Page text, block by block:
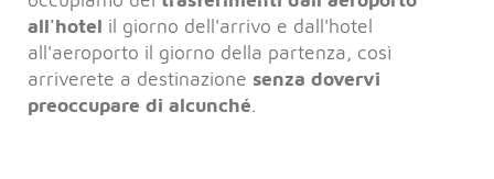
all'hotel il giorno dell'arrivo e dall'hotel
all'aeroporto il giorno della partenza, così
arriverete a destinazione senza dovervi
preoccupare di alcunché